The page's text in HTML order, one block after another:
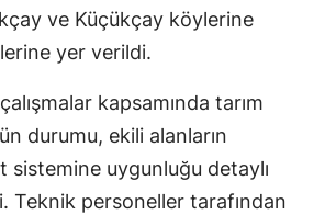
ve Küçükçay köylerine
yer verildi.
kapsamında tarım
durumu, ekili alanların
sistemine uygunluğu detaylı
Teknik personeller tarafından